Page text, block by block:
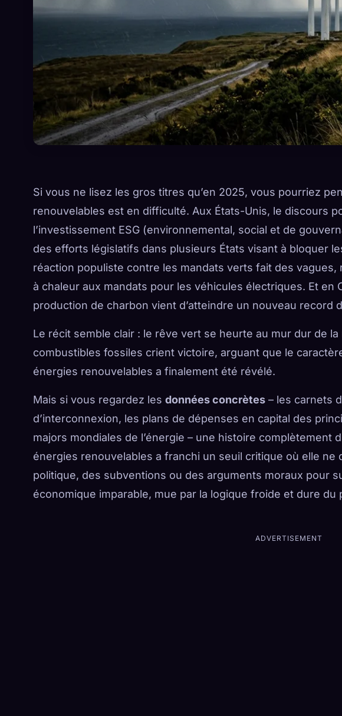
Si vous ne lisez les gros titres qu’en 2025, vous pourriez
renouvelables est en difficulté. Aux États-Unis, le discours
l’investissement ESG (environnemental, social et de
des efforts législatifs dans plusieurs États visant à bloquer
réaction populiste contre les mandats verts fait des
à chaleur aux mandats pour les véhicules électriques. Et en
production de charbon vient d’atteindre un nouveau record
Le récit semble clair : le rêve vert se heurte au mur dur de
combustibles fossiles crient victoire, arguant que le
énergies renouvelables a finalement été révélé.
Mais si vous regardez les données concrètes – les carnets
d’interconnexion, les plans de dépenses en capital des
majors mondiales de l’énergie – une histoire complètement
énergies renouvelables a franchi un seuil critique où elle ne
politique, des subventions ou des arguments moraux pour
économique imparable, mue par la logique froide et dure du
ADVERTISEMENT